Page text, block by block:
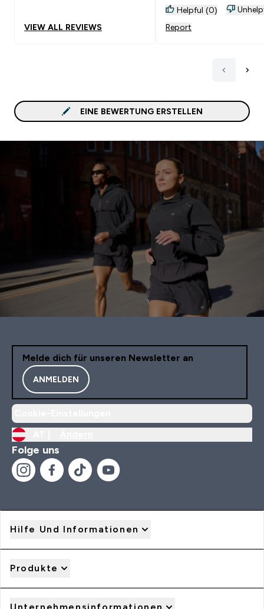
VIEW ALL REVIEWS
Helpful (0)
Report
EINE BEWERTUNG ERSTELLEN
Melde dich für unseren Newsletter an
ANMELDEN
Folge uns
Hilfe Und Informationen
Produkte
Unternehmensinformationen